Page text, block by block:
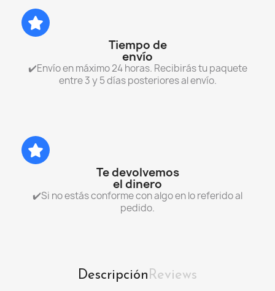
Tiempo de
envío
✔️Envío en máximo 24 horas. Recibirás tu paquete
entre 3 y 5 días posteriores al envío.
Te devolvemos
el dinero
✔️Si no estás conforme con algo en lo referido al
pedido.
DescripciónReviews